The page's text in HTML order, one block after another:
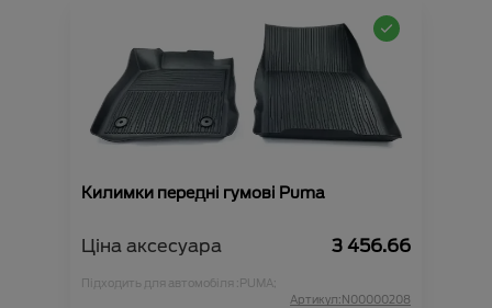
Килимки передні гумові Puma
Ціна аксесуара 3 456.66
Підходить для автомобіля :PUMA;
Артикул:N00000208